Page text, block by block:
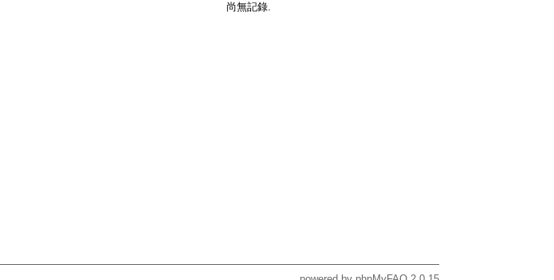
尚無記錄.